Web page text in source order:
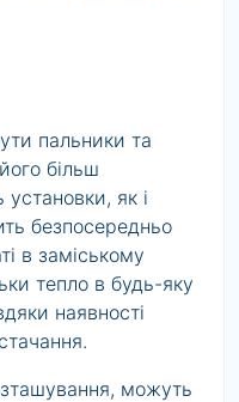
пальники та
більш
як і
безпосередньо
в заміському
тепло в будь-яку
наявності
можуть